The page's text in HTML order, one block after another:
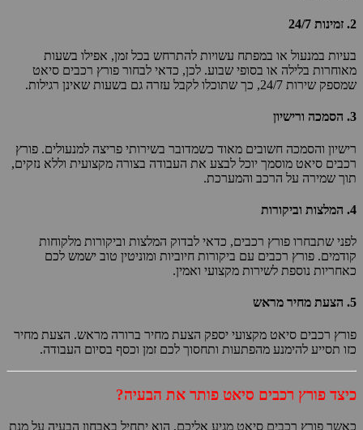
2. זמינות 24/7
בעיות במנעול או במפתח עשויות להתרחש בכל זמן, אפילו בשעות
מאוחרות בלילה או בסופי שבוע. לכן, כדאי לבחור פורץ רכבים סיאט
שמספק שירות 24/7, כך שתוכלו לקבל עזרה גם בשעות שאינן רגילות.
3. הסמכה ורישיון
רישיון והסמכה חשובים מאוד כשמדובר בשירותי פריצה למנעולים. פורץ
רכבים סיאט מוסמך יוכל לבצע את העבודה בצורה מקצועית וללא נזקים,
תוך שמירה על הרכב והמערכת.
4. המלצות וביקורות
לפני שתבחרו פורץ רכבים, כדאי לבדוק המלצות וביקורות מלקוחות
קודמים. פורץ רכבים עם ביקורות חיוביות ומוניטין טוב ישמש לכם
כאחריות נוספת לשירות מקצועי ואמין.
5. הצעת מחיר מראש
פורץ רכבים סיאט מקצועי יספק הצעת מחיר ברורה מראש. הצעת מחיר
כזו תסייע להימנע מהפתעות ותחסוך לכם זמן וכסף בסיום העבודה.
כיצד פורץ רכבים סיאט פותר את הבעיה?
כאשר פורץ רכבים סיאט מגיע אליכם, הוא יתחיל באבחון הבעיה על מנת